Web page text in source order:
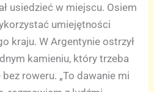
usiedzieć w miejscu. Osiem
umiejętności
kraju. W Argentynie ostrzył
kamieniu, który trzeba
roweru. „To dawanie mi